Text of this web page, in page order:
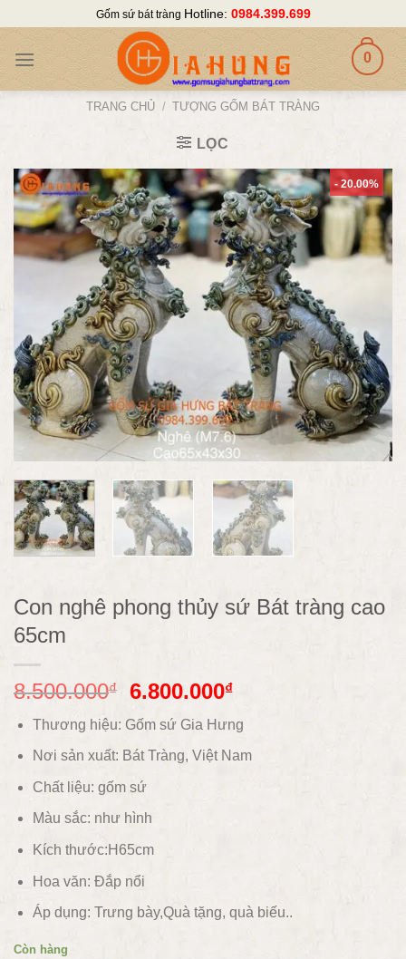
content
Gốm sứ bát tràng Hotline: 0984.399.699
0
TRANG CHỦ / TƯỢNG GỐM BÁT TRÀNG
LỌC
- 20.00%
Con nghê phong thủy sứ Bát tràng cao
65cm
8.500.000₫ 6.800.000₫
Thương hiệu: Gốm sứ Gia Hưng
Nơi sản xuất: Bát Tràng, Việt Nam
Chất liệu: gốm sứ
Màu sắc: như hình
Kích thước:H65cm
Hoa văn: Đắp nổi
Áp dụng: Trưng bày,Quà tặng, quà biếu..
Còn hàng